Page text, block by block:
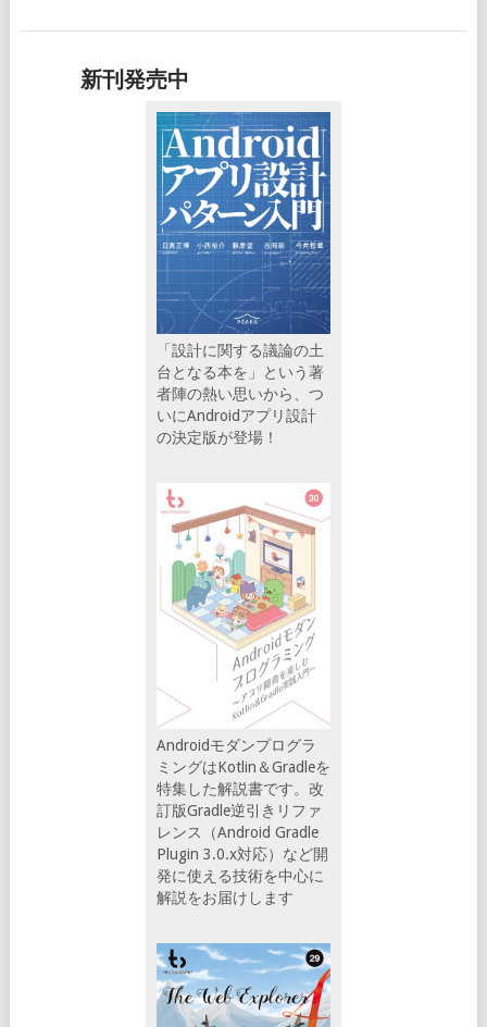
新刊発売中
「設計に関する議論の土
台となる本を」という著
者陣の熱い思いから、つ
いにAndroidアプリ設計
の決定版が登場！
Androidモダンプログラ
ミングはKotlin＆Gradleを
特集した解説書です。改
訂版Gradle逆引きリファ
レンス（Android Gradle
Plugin 3.0.x対応）など開
発に使える技術を中心に
解説をお届けします